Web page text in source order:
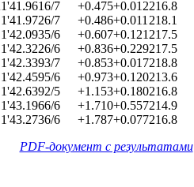
1'41.9616/7 +0.475+0.012216.8
1'41.9726/7 +0.486+0.011 218.1
1'42.0935/6 +0.607+0.121 217.5
1'42.3226/6 +0.836+0.229217.5
1'42.3393/7 +0.853+0.017218.8
1'42.4595/6 +0.973+0.120213.6
1'42.6392/5 +1.153+0.180216.8
1'43.1966/6 +1.710+0.557214.9
1'43.2736/6 +1.787+0.077216.8
PDF-документ с результатами